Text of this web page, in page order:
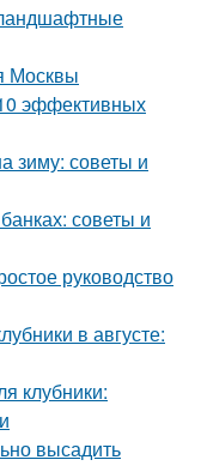
Москвы
эффективных
зиму: советы и
советы и
руководство
в августе:
клубники:
высадить